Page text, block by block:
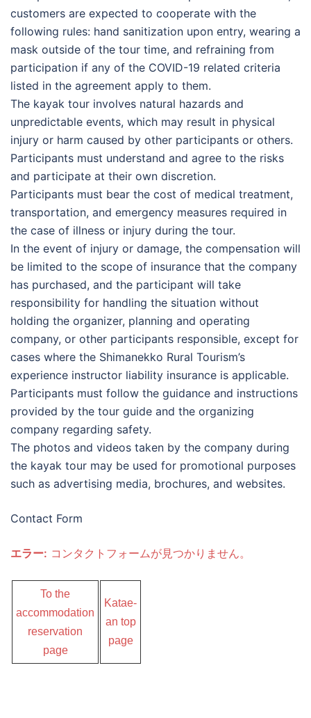
customers are expected to cooperate with the
following rules: hand sanitization upon entry, wearing a
mask outside of the tour time, and refraining from
participation if any of the COVID-19 related criteria
listed in the agreement apply to them.
The kayak tour involves natural hazards and
unpredictable events, which may result in physical
injury or harm caused by other participants or others.
Participants must understand and agree to the risks
and participate at their own discretion.
Participants must bear the cost of medical treatment,
transportation, and emergency measures required in
the case of illness or injury during the tour.
In the event of injury or damage, the compensation will
be limited to the scope of insurance that the company
has purchased, and the participant will take
responsibility for handling the situation without
holding the organizer, planning and operating
company, or other participants responsible, except for
cases where the Shimanekko Rural Tourism’s
experience instructor liability insurance is applicable.
Participants must follow the guidance and instructions
provided by the tour guide and the organizing
company regarding safety.
The photos and videos taken by the company during
the kayak tour may be used for promotional purposes
such as advertising media, brochures, and websites.
Contact Form
エラー: コンタクトフォームが見つかりません。
To the
accommodation
reservation
page
Katae-
an top
page